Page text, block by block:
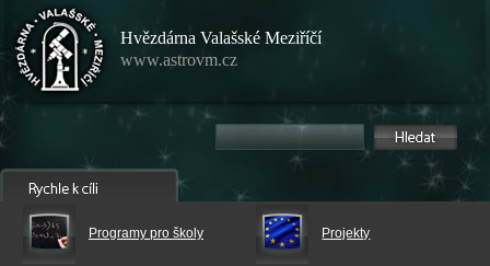
Hvězdárna Valašské Meziříčí
www.astrovm.cz
Programy pro školy Projekty